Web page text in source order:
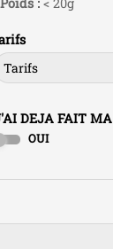
DEJA FAIT
OUI